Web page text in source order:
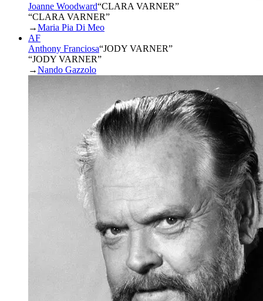
Joanne Woodward“CLARA VARNER”
“CLARA VARNER”
→Maria Pia Di Meo
AF
Anthony Franciosa“JODY VARNER”
“JODY VARNER”
→Nando Gazzolo